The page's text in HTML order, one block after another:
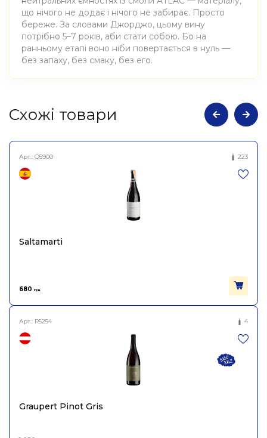
що нічого не додає і нічого не забирає. Просто
береже. За словами Джорджо, цьому вину
потрібно 5–7 років, аби стати собою. Бо на
ранньому етапі воно ніби повертається в нуль —
без запаху, без смаку, без его.
Атрибути
натуральне сухе біле Е
Б'янко Різерва 2007,
Giorgio Mercandelli 0,75л
Колір Біле
сухе
14.5
Cхожі товари
Арт.: Q5900 223
Saltamarti
680 грн.
Арт.: R5254 4
Graupert Pinot Gris